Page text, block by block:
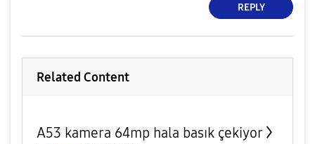
REPLY
Related Content
A53 kamera 64mp hala basık çekiyor